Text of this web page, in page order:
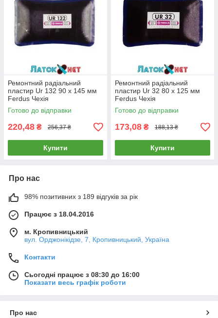
Ремонтний радіальний
пластир Ur 132 90 x 145 мм
Ferdus Чехія
Готово до відправки
220,48 ₴ 256,37 ₴
Купити
Ремонтний радіальний
пластир Ur 32 80 x 125 мм
Ferdus Чехія
Готово до відправки
173,08 ₴ 188,13 ₴
Купити
Про нас
98% позитивних з 189 відгуків за рік
Працює з 18.04.2016
м. Кропивницький
вул. Орджонікідзе, 7, Кропивницький, Україна
Контакти
Сьогодні працює з 08:30 до 16:00
Показати весь графік роботи
Про нас